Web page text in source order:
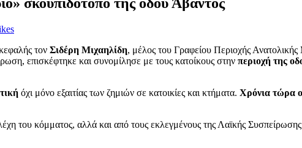
τον Σιδέρη Μιχαηλίδη, μέλος του Γραφείου Περιοχής
επισκέφτηκε και συνομίλησε με τους κατοίκους στην περιοχή της
όχι μόνο εξαιτίας των ζημιών σε κατοικίες και κτήματα. Χρόνια τώρα
του κόμματος, αλλά και από τους εκλεγμένους της Λαϊκής